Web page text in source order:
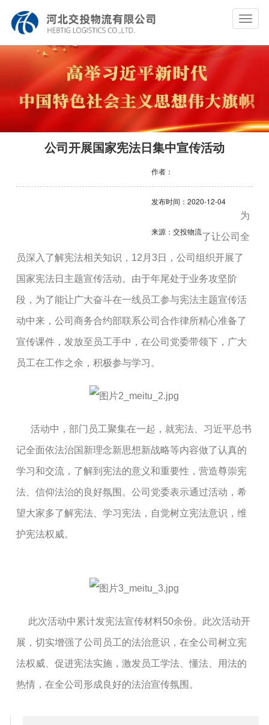
Toggle
公司开展国家宪法日集中宣传活动
作者：
发布时间：2020-12-04
来源：交投物流
为
了让公司全
员深入了解宪法相关知识，12月3日，公司组织开展了
国家宪法日主题宣传活动。由于年尾处于业务攻坚阶
段，为了能让广大奋斗在一线员工参与宪法主题宣传活
动中来，公司商务合约部联系公司合作律所精心准备了
宣传课件，发放至员工手中，在公司党委带领下，广大
员工在工作之余，积极参与学习。
活动中，部门员工聚集在一起，就宪法、习近平总书
记全面依法治国新理念新思想新战略等内容做了认真的
学习和交流，了解到宪法的意义和重要性，营造尊崇宪
法、信仰法治的良好氛围。公司党委表示通过活动，希
望大家多了解宪法、学习宪法，自觉树立宪法意识，维
护宪法权威。
此次活动中累计发宪法宣传材料50余份。此次活动开
展，切实增强了公司员工的法治意识，在全公司树立宪
法权威、促进宪法实施，激发员工学法、懂法、用法的
热情，在全公司形成良好的法治宣传氛围。